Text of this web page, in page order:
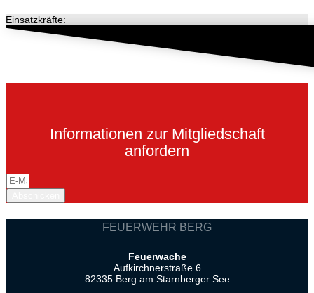
Einsatzkräfte:
Informationen zur Mitgliedschaft
anfordern
FEUERWEHR BERG
Feuerwache
Aufkirchnerstraße 6
82335 Berg am Starnberger See